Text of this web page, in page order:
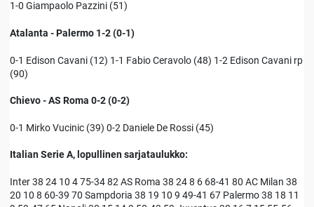
1-0 Giampaolo Pazzini (51)
Atalanta - Palermo 1-2 (0-1)
0-1 Edison Cavani (12) 1-1 Fabio Ceravolo (48) 1-2 Edison Cavani rp
(90)
Chievo - AS Roma 0-2 (0-2)
0-1 Mirko Vucinic (39) 0-2 Daniele De Rossi (45)
Italian Serie A, lopullinen sarjataulukko:
Inter 38 24 10 4 75-34 82 AS Roma 38 24 8 6 68-41 80 AC Milan 38
20 10 8 60-39 70 Sampdoria 38 19 10 9 49-41 67 Palermo 38 18 11